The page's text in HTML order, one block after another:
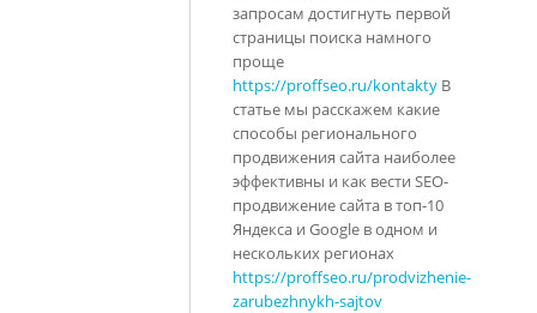
запросам достигнуть первой
страницы поиска намного
проще
https://proffseo.ru/kontakty В
статье мы расскажем какие
способы регионального
продвижения сайта наиболее
эффективны и как вести SEO-
продвижение сайта в топ-10
Яндекса и Google в одном и
нескольких регионах
https://proffseo.ru/prodvizhenie-
zarubezhnykh-sajtov